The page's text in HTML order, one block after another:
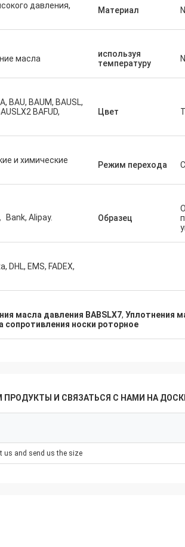
и всегда давать
предложения,
мы будут
давления,
Материал
масла
используя
температуру
BAU, BAUM, BAUSL,
BAFUD,
Цвет
и химические
Режим перехода
Bank, Alipay. Образец
DHL, EMS, FADEX,
масла давления BABSLX7, Уплотнения
сопротивления носки роторное
И СВЯЗАТЬСЯ С НАМИ НА
us and send us the size